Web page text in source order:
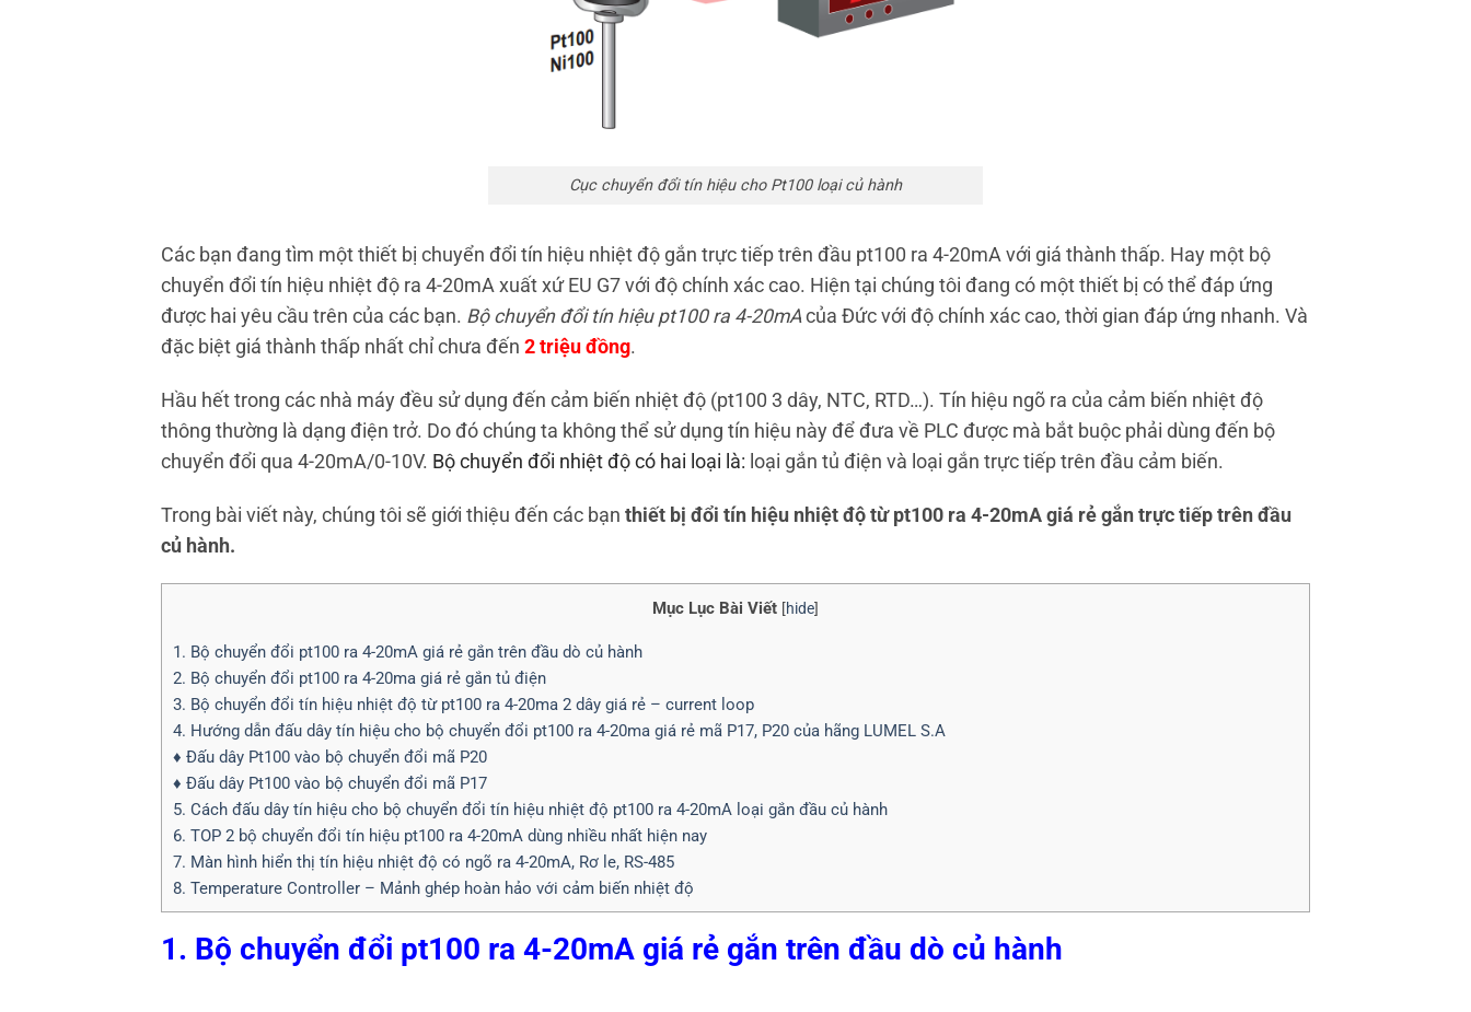
Cục chuyển đổi tín hiệu cho Pt100 loại củ hành
Các bạn đang tìm một thiết bị chuyển đổi tín hiệu nhiệt độ gắn trực tiếp trên đầu pt100 ra 4-20mA với giá thành thấp. Hay một bộ
chuyển đổi tín hiệu nhiệt độ ra 4-20mA xuất xứ EU G7 với độ chính xác cao. Hiện tại chúng tôi đang có một thiết bị có thể đáp ứng
được hai yêu cầu trên của các bạn. Bộ chuyển đổi tín hiệu pt100 ra 4-20mA của Đức với độ chính xác cao, thời gian đáp ứng nhanh. Và
đặc biệt giá thành thấp nhất chỉ chưa đến 2 triệu đồng.
Hầu hết trong các nhà máy đều sử dụng đến cảm biến nhiệt độ (pt100 3 dây, NTC, RTD…). Tín hiệu ngõ ra của cảm biến nhiệt độ
thông thường là dạng điện trở. Do đó chúng ta không thể sử dụng tín hiệu này để đưa về PLC được mà bắt buộc phải dùng đến bộ
chuyển đổi qua 4-20mA/0-10V. Bộ chuyển đổi nhiệt độ có hai loại là: loại gắn tủ điện và loại gắn trực tiếp trên đầu cảm biến.
Trong bài viết này, chúng tôi sẽ giới thiệu đến các bạn thiết bị đổi tín hiệu nhiệt độ từ pt100 ra 4-20mA giá rẻ gắn trực tiếp trên đầu
củ hành.
Mục Lục Bài Viết [hide]
1. Bộ chuyển đổi pt100 ra 4-20mA giá rẻ gắn trên đầu dò củ hành
2. Bộ chuyển đổi pt100 ra 4-20ma giá rẻ gắn tủ điện
3. Bộ chuyển đổi tín hiệu nhiệt độ từ pt100 ra 4-20ma 2 dây giá rẻ – current loop
4. Hướng dẫn đấu dây tín hiệu cho bộ chuyển đổi pt100 ra 4-20ma giá rẻ mã P17, P20 của hãng LUMEL S.A
♦ Đấu dây Pt100 vào bộ chuyển đổi mã P20
♦ Đấu dây Pt100 vào bộ chuyển đổi mã P17
5. Cách đấu dây tín hiệu cho bộ chuyển đổi tín hiệu nhiệt độ pt100 ra 4-20mA loại gắn đầu củ hành
6. TOP 2 bộ chuyển đổi tín hiệu pt100 ra 4-20mA dùng nhiều nhất hiện nay
7. Màn hình hiển thị tín hiệu nhiệt độ có ngõ ra 4-20mA, Rơ le, RS-485
8. Temperature Controller – Mảnh ghép hoàn hảo với cảm biến nhiệt độ
1. Bộ chuyển đổi pt100 ra 4-20mA giá rẻ gắn trên đầu dò củ hành